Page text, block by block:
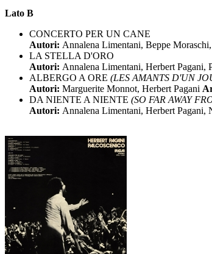
Lato B
CONCERTO PER UN CANE
Autori: Annalena Limentani, Beppe
LA STELLA D'ORO
Autori: Annalena Limentani, Herbert Pagani,
ALBERGO A ORE (LES AMANTS D'UN
Autori: Marguerite Monnot, Herbert Pagani
DA NIENTE A NIENTE (SO FAR AWAY
Autori: Annalena Limentani, Herbert Pagani,